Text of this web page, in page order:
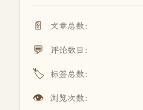
📄 文章总数：
💬 评论数目：
🏷️ 标签总数：
👁️ 浏览次数：